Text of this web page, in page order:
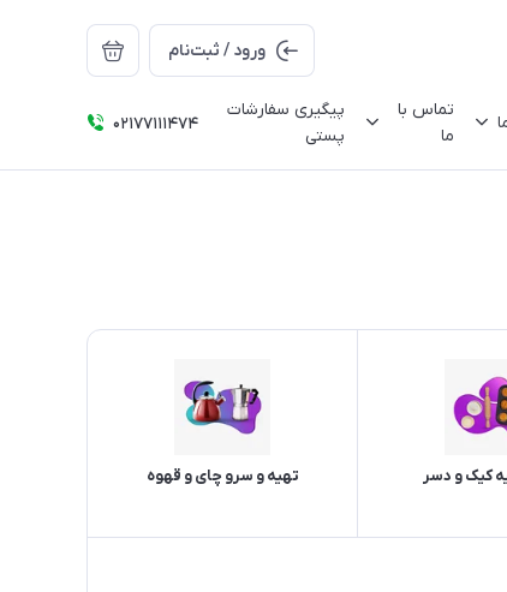
ورود / ثبت‌نام
تماس با
ما
پیگیری سفارشات
پستی
02177111474
کیک و دسر تهیه و سرو چای و قهوه